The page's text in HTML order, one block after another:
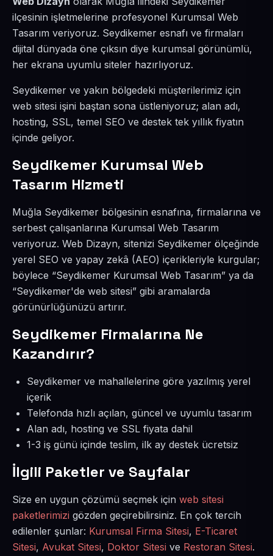
ilçesinin işletmelerine profesyonel Kurumsal Web
Tasarım veriyoruz. Seydikemer esnafı ve firmaları
dijital dünyada öne çıksın diye kurumsal görünümlü,
her ekrana uyumlu siteler hazırlıyoruz.
Seydikemer ve yakın bölgedeki müşterilerimiz için
web sitesi işini baştan sona üstleniyoruz; alan adı,
hosting, SSL, temel SEO ve destek tek yıllık fiyatın
içinde geliyor.
Seydikemer Kurumsal Web
Tasarım Hizmeti
Muğla Seydikemer bölgesinin esnafına, firmalarına ve
serbest çalışanlarına Kurumsal Web Tasarım
veriyoruz. Web Dizayn, sitenizi Seydikemer ölçeğinde
yerel SEO ve yapay zekâ (AEO) içerikleriyle kurgular;
böylece “Seydikemer Kurumsal Web Tasarım” ya da
“Seydikemer'de web sitesi” gibi aramalarda
görünürlüğünüzü artırır.
Seydikemer Firmalarına Ne
Kazandırır?
Seydikemer ve mahallelerine göre yazılmış yerel
içerik
Telefonda hızlı açılan, güncel ve uyumlu tasarım
Alan adı, hosting ve SSL fiyata dahil
1-3 iş günü içinde teslim, ilk ay destek ücretsiz
İlgili Paketler ve Sayfalar
Size en uygun çözümü seçmek için web sitesi
paketlerimizi gözden geçirebilirsiniz. En çok tercih
edilenler şunlar: Kurumsal Firma Sitesi, E-Ticaret
Sitesi, Avukat Sitesi, Doktor Sitesi ve Restoran Sitesi.